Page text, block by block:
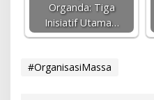
Organda: Tiga
Inisiatif Utama…
#OrganisasiMassa